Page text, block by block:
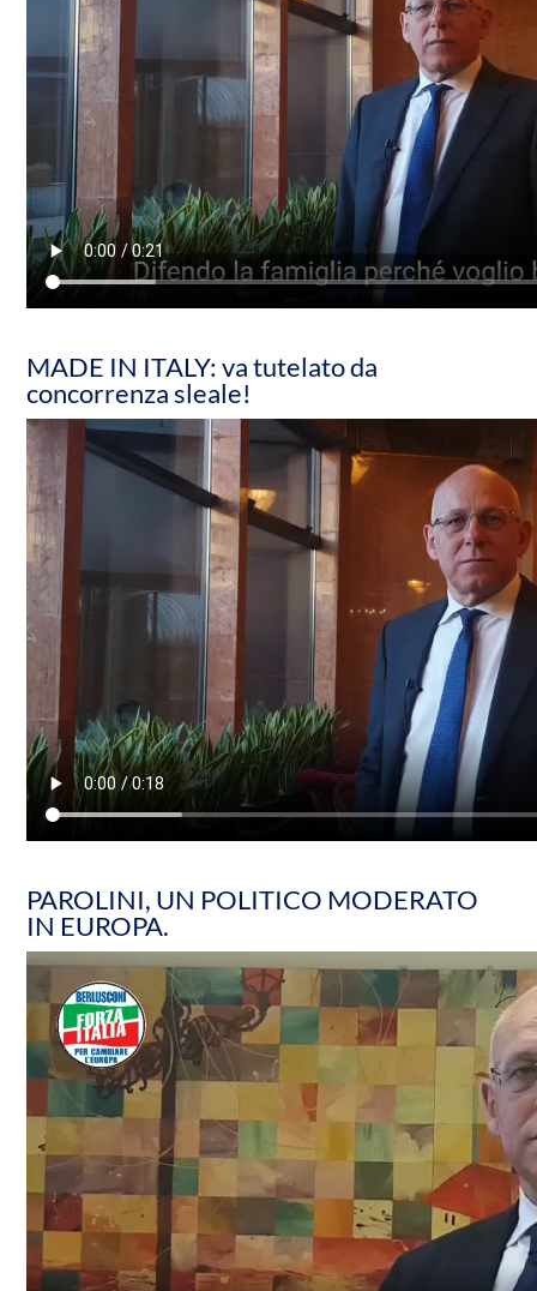
MADE IN ITALY: va tutelato da
concorrenza sleale!
PAROLINI, UN POLITICO MODERATO
IN EUROPA.